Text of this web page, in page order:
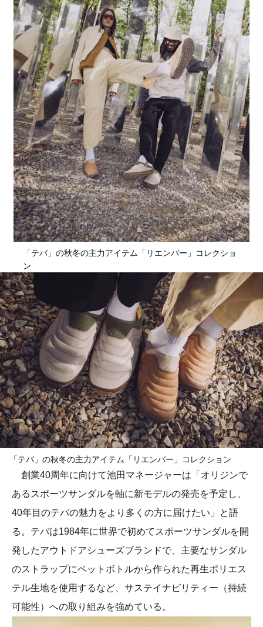
「テバ」の秋冬の主力アイテム「リエンバー」コレクショ
ン
「テバ」の秋冬の主力アイテム「リエンバー」コレクション
創業40周年に向けて池田マネージャーは「オリジンで
あるスポーツサンダルを軸に新モデルの発売を予定し、
40年目のテバの魅力をより多くの方に届けたい」と語
る。テバは1984年に世界で初めてスポーツサンダルを開
発したアウトドアシューズブランドで、主要なサンダル
のストラップにペットボトルから作られた再生ポリエス
テル生地を使用するなど、サステイナビリティー（持続
可能性）への取り組みを強めている。